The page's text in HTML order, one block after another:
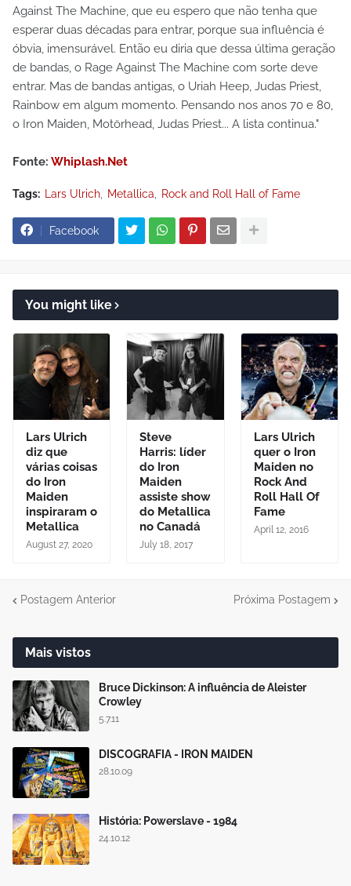
Against The Machine, que eu espero que não tenha que
esperar duas décadas para entrar, porque sua influência é
óbvia, imensurável. Então eu diria que dessa última geração
de bandas, o Rage Against The Machine com sorte deve
entrar. Mas de bandas antigas, o Uriah Heep, Judas Priest,
Rainbow em algum momento. Pensando nos anos 70 e 80,
o Iron Maiden, Motörhead, Judas Priest... A lista continua."
Fonte: Whiplash.Net
Tags: Lars Ulrich Metallica Rock and Roll Hall of Fame
Facebook
You might like
Lars Ulrich
diz que
várias coisas
do Iron
Maiden
inspiraram o
Metallica
August 27, 2020
Steve
Harris: líder
do Iron
Maiden
assiste show
do Metallica
no Canadá
July 18, 2017
Lars Ulrich
quer o Iron
Maiden no
Rock And
Roll Hall Of
Fame
April 12, 2016
Postagem Anterior Próxima Postagem
Mais vistos
Bruce Dickinson: A influência de Aleister
Crowley
5.7.11
DISCOGRAFIA - IRON MAIDEN
28.10.09
História: Powerslave - 1984
24.10.12